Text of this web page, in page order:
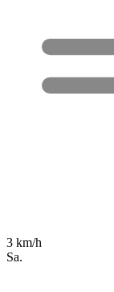
3 km/h
Sa.